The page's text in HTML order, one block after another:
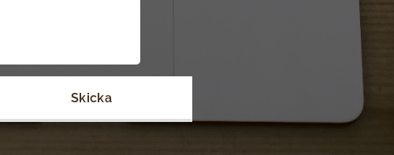
Skicka